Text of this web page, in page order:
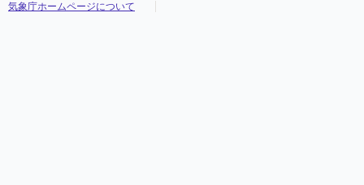
気象庁ホームページについて